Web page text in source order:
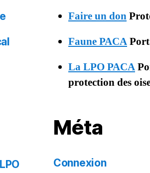
Faire un don
Faune PACA
La LPO PACA
protection des
Méta
Connexion